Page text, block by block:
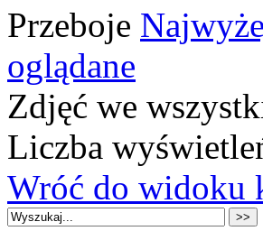
Przeboje
oglądane
Zdjęć we
Liczba
Wróć do widoku